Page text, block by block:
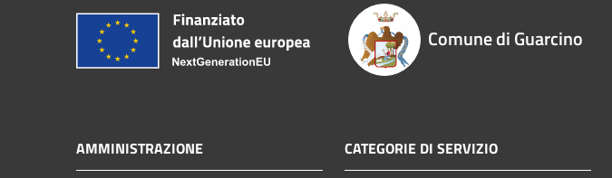
Comune di Guarcino
AMMINISTRAZIONE CATEGORIE DI SERVIZIO